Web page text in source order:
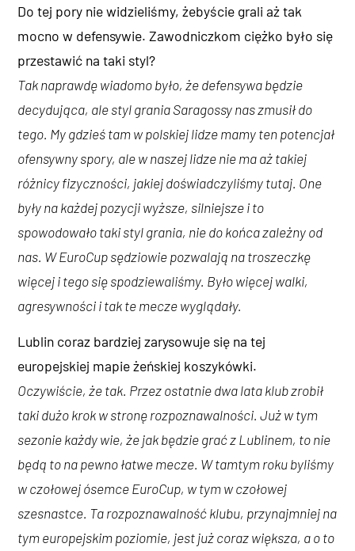
Do tej pory nie widzieliśmy, żebyście grali aż tak
mocno w defensywie. Zawodniczkom ciężko było się
przestawić na taki styl?
Tak naprawdę wiadomo było, że defensywa będzie
decydująca, ale styl grania Saragossy nas zmusił do
tego. My gdzieś tam w polskiej lidze mamy ten potencjał
ofensywny spory, ale w naszej lidze nie ma aż takiej
różnicy fizyczności, jakiej doświadczyliśmy tutaj. One
były na każdej pozycji wyższe, silniejsze i to
spowodowało taki styl grania, nie do końca zależny od
nas. W EuroCup sędziowie pozwalają na troszeczkę
więcej i tego się spodziewaliśmy. Było więcej walki,
agresywności i tak te mecze wyglądały.
Lublin coraz bardziej zarysowuje się na tej
europejskiej mapie żeńskiej koszykówki.
Oczywiście, że tak. Przez ostatnie dwa lata klub zrobił
taki dużo krok w stronę rozpoznawalności. Już w tym
sezonie każdy wie, że jak będzie grać z Lublinem, to nie
będą to na pewno łatwe mecze. W tamtym roku byliśmy
w czołowej ósemce EuroCup, w tym w czołowej
szesnastce. Ta rozpoznawalność klubu, przynajmniej na
tym europejskim poziomie, jest już coraz większa, a o to